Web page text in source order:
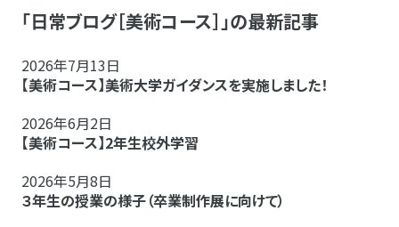
「日常ブログ［美術コース］」の最新記事
2026年7月13日
【美術コース】美術大学ガイダンスを実施しました！
2026年6月2日
【美術コース】2年生校外学習
2026年5月8日
３年生の授業の様子（卒業制作展に向けて）